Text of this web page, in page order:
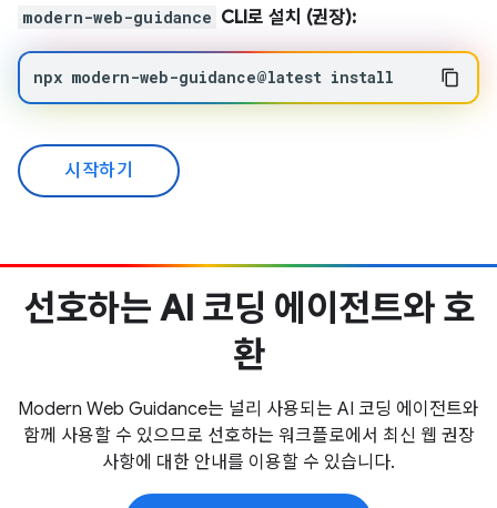
modern-web-guidance CLI로 설치 (권장):
npx modern-web-guidance@latest install
시작하기
선호하는 AI 코딩 에이전트와 호
환
Modern Web Guidance는 널리 사용되는 AI 코딩 에이전트와
함께 사용할 수 있으므로 선호하는 워크플로에서 최신 웹 권장
사항에 대한 안내를 이용할 수 있습니다.